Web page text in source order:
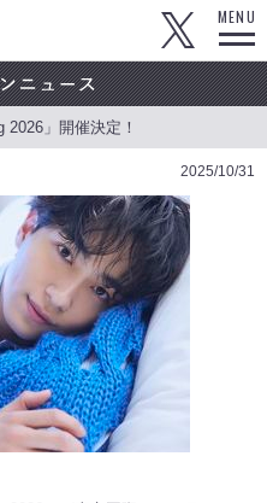
Message OFFICIAL MOBILE SITE
MENU
2026」開催決定！
2025/10/31